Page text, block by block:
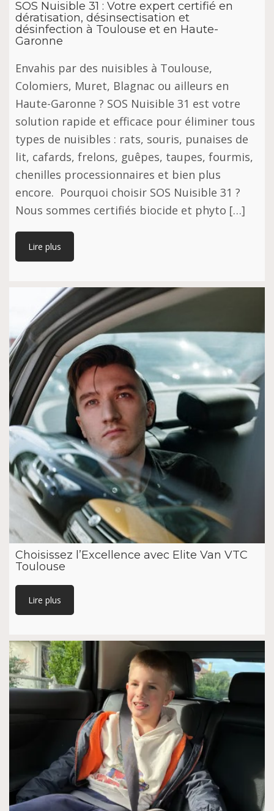
SOS Nuisible 31 : Votre expert certifié en
dératisation, désinsectisation et
désinfection à Toulouse et en Haute-
Garonne
Envahis par des nuisibles à Toulouse,
Colomiers, Muret, Blagnac ou ailleurs en
Haute-Garonne ? SOS Nuisible 31 est votre
solution rapide et efficace pour éliminer tous
types de nuisibles : rats, souris, punaises de
lit, cafards, frelons, guêpes, taupes, fourmis,
chenilles processionnaires et bien plus
encore. Pourquoi choisir SOS Nuisible 31 ?
Nous sommes certifiés biocide et phyto […]
Lire plus
Choisissez l’Excellence avec Elite Van VTC
Toulouse
Lire plus